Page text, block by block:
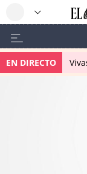
EN DIRECTO